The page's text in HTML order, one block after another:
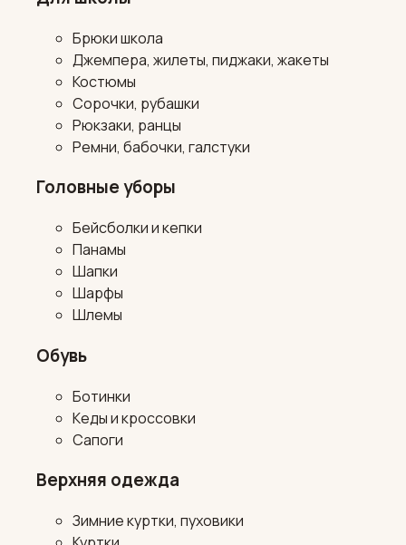
Брюки школа
Джемпера, жилеты, пиджаки, жакеты
Костюмы
Сорочки, рубашки
Рюкзаки, ранцы
Ремни, бабочки, галстуки
Головные уборы
Бейсболки и кепки
Панамы
Шапки
Шарфы
Шлемы
Обувь
Ботинки
Кеды и кроссовки
Сапоги
Верхняя одежда
Зимние куртки, пуховики